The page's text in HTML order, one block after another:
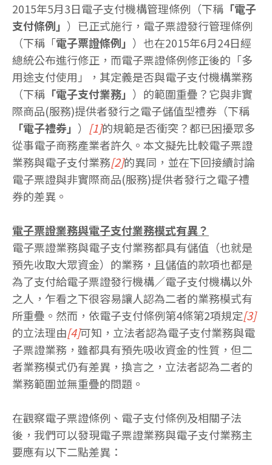
2015年5月3日電子支付機構管理條例（下稱 「電子
支付條例」 ）已正式施行，電子票證發行管理條例
（下稱「電子票證條例」 ）也在2015年6月24日經
總統公布進行修正，而電子票證條例修正後的「多
用途支付使用」，其定義是否與電子支付機構業務
（下稱 「電子支付業務」 ）的範圍重疊？它與非實
際商品(服務)提供者發行之電子儲值型禮券（下稱
「電子禮券」 ） [1]的規範是否衝突？都已困擾眾多
從事電子商務產業者許久。本文擬先比較電子票證
業務與電子支付業務[2]的異同，並在下回接續討論
電子票證與非實際商品(服務)提供者發行之電子禮
券的差異。
電子票證業務與電子支付業務模式有異？
電子票證業務與電子支付業務都具有儲值（也就是
預先收取大眾資金）的業務，且儲值的款項也都是
為了支付給電子票證發行機構∕電子支付機構以外
之人，乍看之下很容易讓人認為二者的業務模式有
所重疊。然而，依電子支付條例第4條第2項規定[3]
的立法理由[4]可知，立法者認為電子支付業務與電
子票證業務，雖都具有預先吸收資金的性質，但二
者業務模式仍有差異，換言之，立法者認為二者的
業務範圍並無重疊的問題。
在觀察電子票證條例、電子支付條例及相關子法
後，我們可以發現電子票證業務與電子支付業務主
要應有以下二點差異：